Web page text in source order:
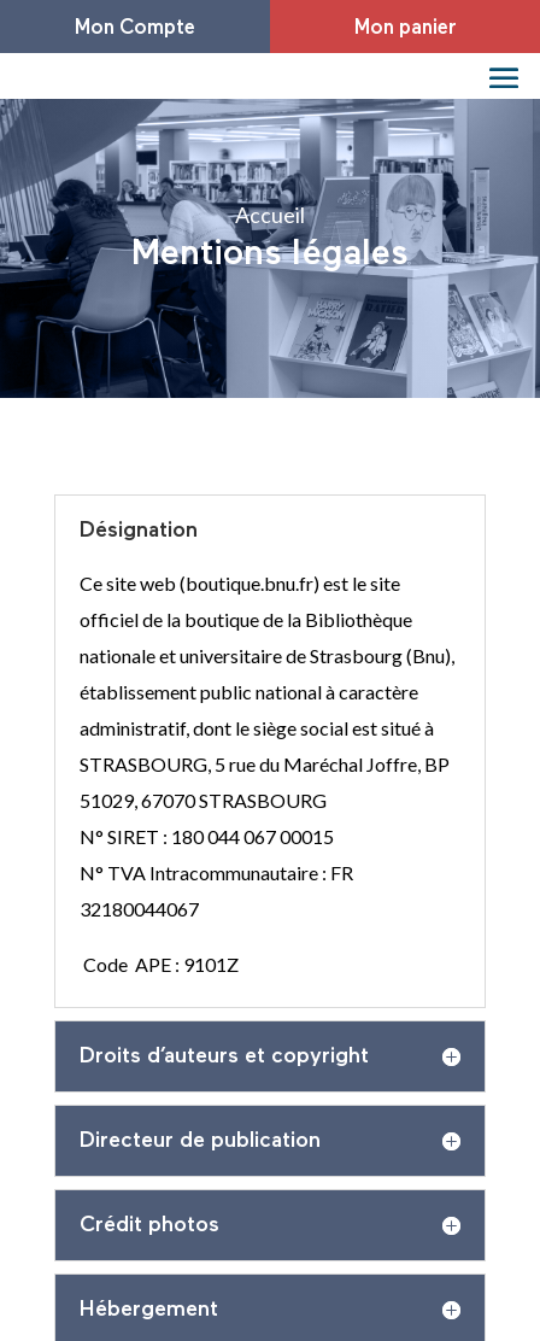
Mon Compte Mon panier
Accueil
Mentions légales
Désignation
Ce site web (boutique.bnu.fr) est le site
officiel de la boutique de la Bibliothèque
nationale et universitaire de Strasbourg (Bnu),
établissement public national à caractère
administratif, dont le siège social est situé à
STRASBOURG, 5 rue du Maréchal Joffre, BP
51029, 67070 STRASBOURG
N° SIRET : 180 044 067 00015
N° TVA Intracommunautaire : FR
32180044067
Code APE : 9101Z
Droits d’auteurs et copyright
Directeur de publication
Crédit photos
Hébergement